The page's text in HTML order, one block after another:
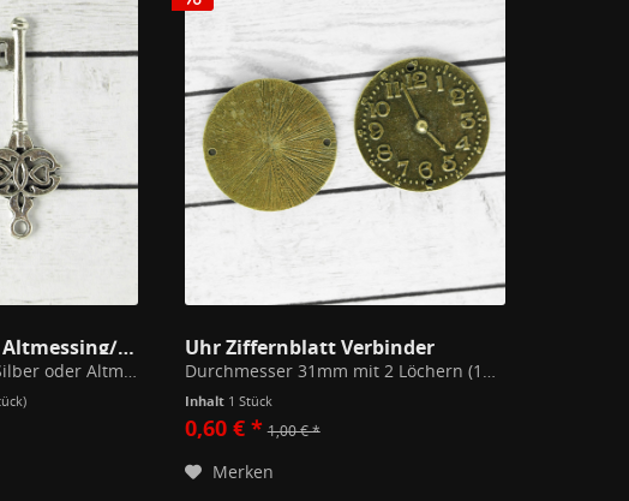
40 Schlüssel 43mm Altmessing/Silber
Schmuckanhänger in Silber oder Altmessing. Beidseitig ausgearbeitet. Modeschmuck Metall / Kupfer Zink Legierung Alle unsere Schmuckstücke unterschreiten die gem. der EU Richtlinien festgesetzten Werte zu Stoffen wie Blei, Nickel oder...
Uhr Ziffernblatt Verbinder
Durchmesser 31mm mit 2 Löchern (1mm).
Inhalt 1 Stück
0,60 € * 1,00 € *
Merken